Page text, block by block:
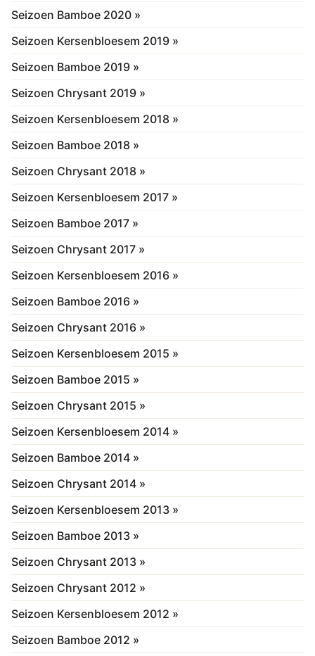
Seizoen Bamboe 2020 »
Seizoen Kersenbloesem 2019 »
Seizoen Bamboe 2019 »
Seizoen Chrysant 2019 »
Seizoen Kersenbloesem 2018 »
Seizoen Bamboe 2018 »
Seizoen Chrysant 2018 »
Seizoen Kersenbloesem 2017 »
Seizoen Bamboe 2017 »
Seizoen Chrysant 2017 »
Seizoen Kersenbloesem 2016 »
Seizoen Bamboe 2016 »
Seizoen Chrysant 2016 »
Seizoen Kersenbloesem 2015 »
Seizoen Bamboe 2015 »
Seizoen Chrysant 2015 »
Seizoen Kersenbloesem 2014 »
Seizoen Bamboe 2014 »
Seizoen Chrysant 2014 »
Seizoen Kersenbloesem 2013 »
Seizoen Bamboe 2013 »
Seizoen Chrysant 2013 »
Seizoen Chrysant 2012 »
Seizoen Kersenbloesem 2012 »
Seizoen Bamboe 2012 »